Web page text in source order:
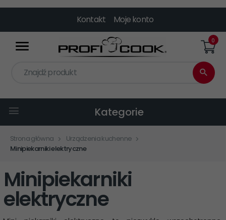
Kontakt Moje konto
Znajdź produkt
0
Kategorie
Strona główna
Urządzenia kuchenne
Minipiekarniki elektryczne
Minipiekarniki
elektryczne